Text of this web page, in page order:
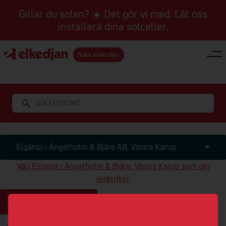
Gillar du solen? ☀️ Det gör vi med. Låt oss
installera dina solceller.
Boka elektriker
Eltjänst i Ängelholm & Bjäre AB, Västra Karup
Välj Eltjänst i Ängelholm & Bjäre, Västra Karup som din
elektriker